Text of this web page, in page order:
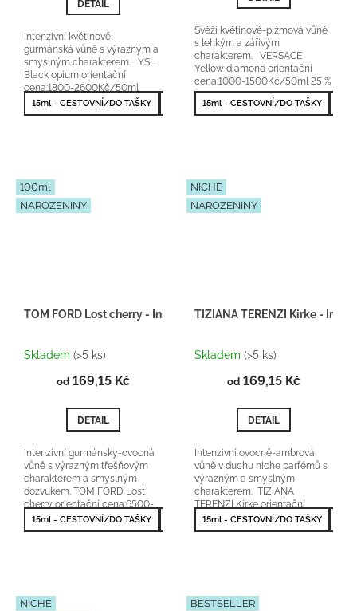
5
DETAIL
Intenzivní květinově-
gurmánská vůně s výrazným a
smyslným charakterem. YSL
Black opium orientační
cena:1800-2600Kč/50ml
originální parfém Lanoir...
15ml - CESTOVNÍ/DO TAŠKY 50ml - NEJPRODÁVANĚJŠÍ 100ml -
Svěží květinově-pižmová vůně
s lehkým a zářivým
charakterem. VERSACE
Yellow diamond orientační
cena:1000-1500Kč/50ml 25 %
vonné esence
15ml - CESTOVNÍ/DO TAŠKY
100ml
NAROZENINY
TOM FORD Lost cherry - Inspirace F008
hodnocení
je
z
5
Skladem (>5 ks)
od 169,15 Kč
DETAIL
Intenzivní gurmánsky-ovocná
vůně s výrazným třešňovým
charakterem a smyslným
dozvukem. TOM FORD Lost
cherry orientační cena:6500-
9000Kč/100ml 25 % vonné
esence
15ml - CESTOVNÍ/DO TAŠKY 50ml - NEJPRODÁVANĚJŠÍ 100ml -
NICHE
NAROZENINY
TIZIANA TERENZI Kirke -
hodnocení
je
z
5
Skladem (>5 ks)
od 169,15 Kč
DETAIL
Intenzivní ovocně-ambrová
vůně v duchu niche parfémů s
výrazným a smyslným
charakterem. TIZIANA
TERENZI Kirke orientační
cena:6000-8500Kč/100ml 25
% vonné esence
15ml - CESTOVNÍ/DO TAŠKY
NICHE
BESTSELLER